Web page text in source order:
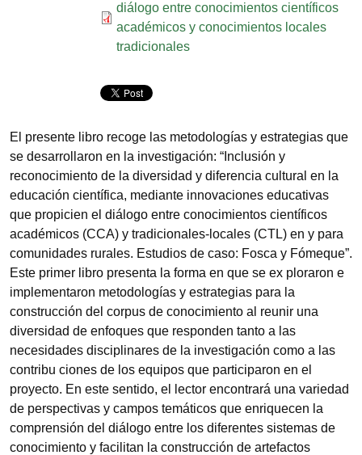
diálogo entre conocimientos científicos
académicos y conocimientos locales
tradicionales
El presente libro recoge las metodologías y estrategias que
se desarrollaron en la investigación: “Inclusión y
reconocimiento de la diversidad y diferencia cultural en la
educación científica, mediante innovaciones educativas
que propicien el diálogo entre conocimientos científicos
académicos (CCA) y tradicionales-locales (CTL) en y para
comunidades rurales. Estudios de caso: Fosca y Fómeque”.
Este primer libro presenta la forma en que se ex­ ploraron e
implementaron metodologías y estrategias para la
construcción del corpus de conocimiento al reunir una
diversidad de enfoques que responden tanto a las
necesidades disciplinares de la investigación como a las
contribu­ ciones de los equipos que participaron en el
proyecto. En este sentido, el lector encontrará una variedad
de perspectivas y campos temáticos que enriquecen la
comprensión del diálogo entre los diferentes sistemas de
conocimiento y facilitan la ­construcción de artefactos